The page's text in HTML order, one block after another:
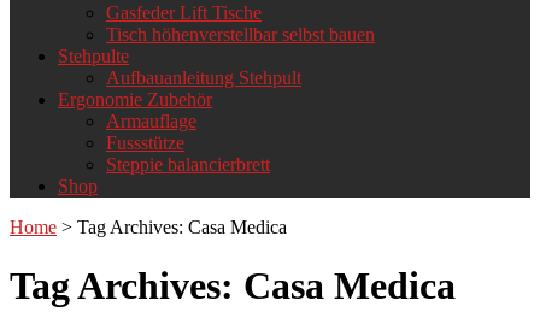
Gasfeder Lift Tische
Tisch höhenverstellbar selbst bauen
Stehpulte
Aufbauanleitung Stehpult
Ergonomie Zubehör
Armauflage
Fussstütze
Steppie balancierbrett
Shop
Home > Tag Archives: Casa Medica
Tag Archives: Casa Medica